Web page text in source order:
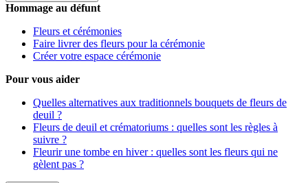
Hommage au défunt
Fleurs et cérémonies
Faire livrer des fleurs pour la cérémonie
Créer votre espace cérémonie
Pour vous aider
Quelles alternatives aux traditionnels bouquets de fleurs de
deuil ?
Fleurs de deuil et crématoriums : quelles sont les règles à
suivre ?
Fleurir une tombe en hiver : quelles sont les fleurs qui ne
gèlent pas ?